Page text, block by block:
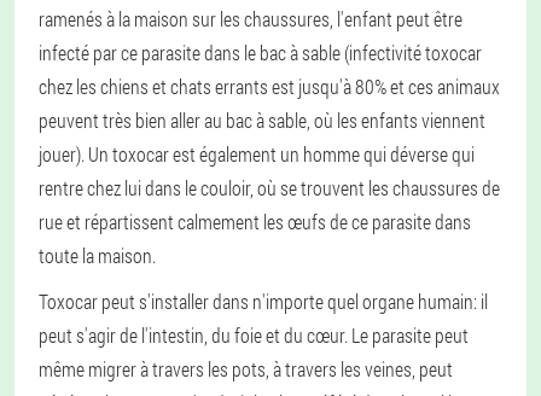
ramenés à la maison sur les chaussures, l'enfant peut être
infecté par ce parasite dans le bac à sable (infectivité toxocar
chez les chiens et chats errants est jusqu'à 80% et ces animaux
peuvent très bien aller au bac à sable, où les enfants viennent
jouer). Un toxocar est également un homme qui déverse qui
rentre chez lui dans le couloir, où se trouvent les chaussures de
rue et répartissent calmement les œufs de ce parasite dans
toute la maison.
Toxocar peut s'installer dans n'importe quel organe humain: il
peut s'agir de l'intestin, du foie et du cœur. Le parasite peut
même migrer à travers les pots, à travers les veines, peut